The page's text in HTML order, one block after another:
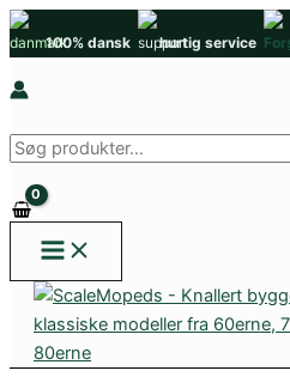
Gå
til
indholdet
100% dansk hurtig service
Søg
efter
produkter